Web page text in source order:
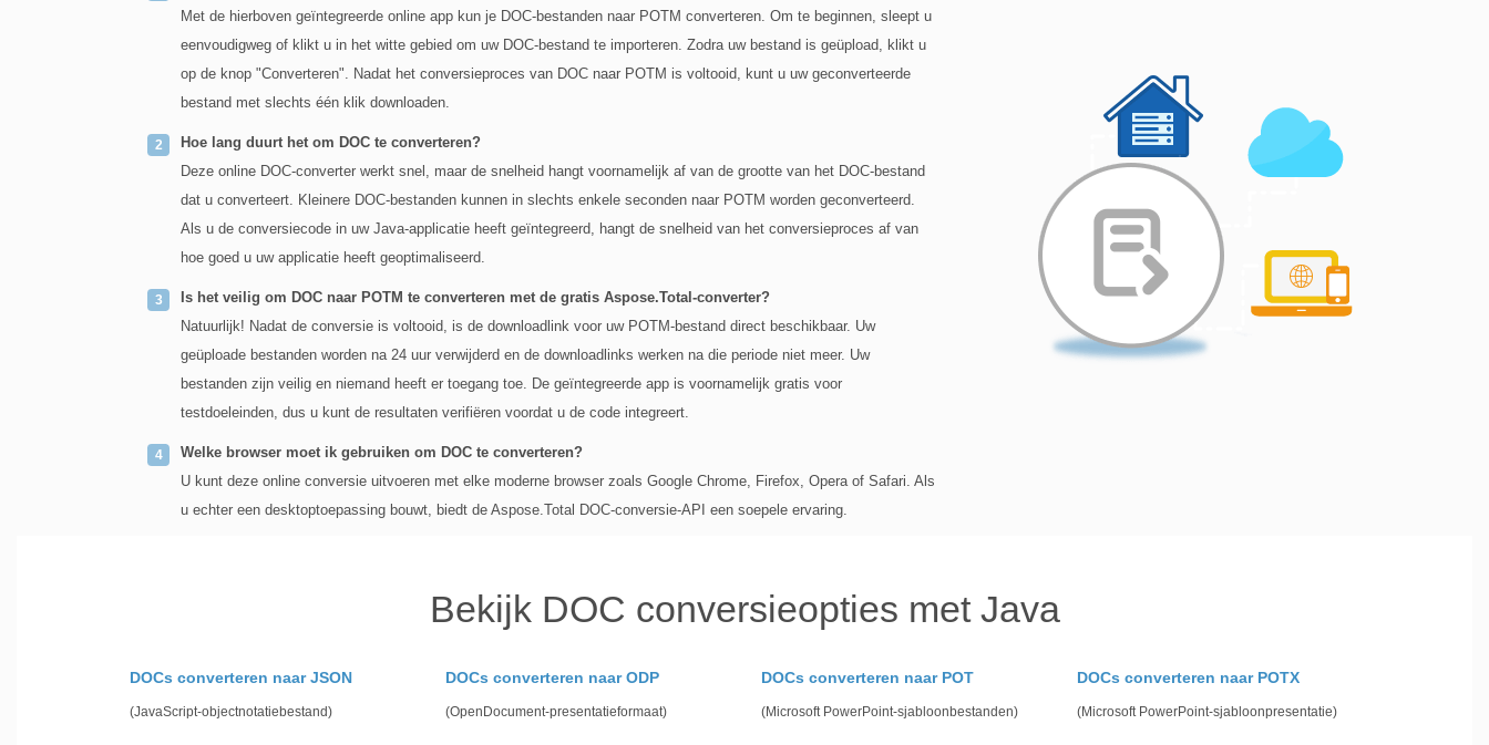
Met de hierboven geïntegreerde online app kun je DOC-bestanden naar POTM converteren. Om te beginnen, sleept u
eenvoudigweg of klikt u in het witte gebied om uw DOC-bestand te importeren. Zodra uw bestand is geüpload, klikt u
op de knop "Converteren". Nadat het conversieproces van DOC naar POTM is voltooid, kunt u uw geconverteerde
bestand met slechts één klik downloaden.
Hoe lang duurt het om DOC te converteren?
Deze online DOC-converter werkt snel, maar de snelheid hangt voornamelijk af van de grootte van het DOC-bestand
dat u converteert. Kleinere DOC-bestanden kunnen in slechts enkele seconden naar POTM worden geconverteerd.
Als u de conversiecode in uw Java-applicatie heeft geïntegreerd, hangt de snelheid van het conversieproces af van
hoe goed u uw applicatie heeft geoptimaliseerd.
Is het veilig om DOC naar POTM te converteren met de gratis Aspose.Total-converter?
Natuurlijk! Nadat de conversie is voltooid, is de downloadlink voor uw POTM-bestand direct beschikbaar. Uw
geüploade bestanden worden na 24 uur verwijderd en de downloadlinks werken na die periode niet meer. Uw
bestanden zijn veilig en niemand heeft er toegang toe. De geïntegreerde app is voornamelijk gratis voor
testdoeleinden, dus u kunt de resultaten verifiëren voordat u de code integreert.
Welke browser moet ik gebruiken om DOC te converteren?
U kunt deze online conversie uitvoeren met elke moderne browser zoals Google Chrome, Firefox, Opera of Safari. Als
u echter een desktoptoepassing bouwt, biedt de Aspose.Total DOC-conversie-API een soepele ervaring.
Bekijk DOC conversieopties met Java
DOCs converteren naar JSON
(JavaScript-objectnotatiebestand)
DOCs converteren naar ODP
(OpenDocument-presentatieformaat)
DOCs converteren naar POT
(Microsoft PowerPoint-sjabloonbestanden)
DOCs converteren naar POTX
(Microsoft PowerPoint-sjabloonpresentatie)